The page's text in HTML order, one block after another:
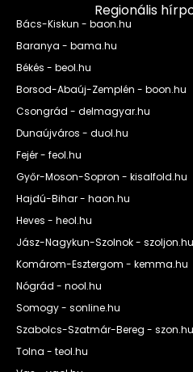
Regionális
Bács-Kiskun - baon.hu
Baranya - bama.hu
Békés - beol.hu
Borsod-Abaúj-Zemplén - boon.hu
Csongrád - delmagyar.hu
Dunaújváros - duol.hu
Fejér - feol.hu
Győr-Moson-Sopron - kisalfold.hu
Hajdú-Bihar - haon.hu
Heves - heol.hu
Jász-Nagykun-Szolnok - szoljon.hu
Komárom-Esztergom - kemma.hu
Nógrád - nool.hu
Somogy - sonline.hu
Szabolcs-Szatmár-Bereg - szon.hu
Tolna - teol.hu